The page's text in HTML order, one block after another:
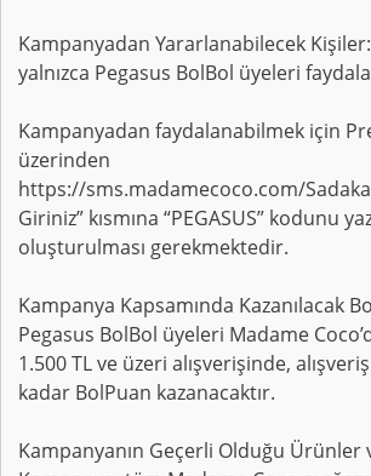
Kampanyadan Yararlanabilecek
yalnızca Pegasus BolBol üyeleri
Kampanyadan faydalanabilmek için
üzerinden
https://sms.madamecoco.com/
Giriniz” kısmına “PEGASUS” kodunu
oluşturulması gerekmektedir.
Kampanya Kapsamında Kazanılacak
Pegasus BolBol üyeleri Madame
1.500 TL ve üzeri alışverişinde, alışveriş
kadar BolPuan kazanacaktır.
Kampanyanın Geçerli Olduğu Ürünler